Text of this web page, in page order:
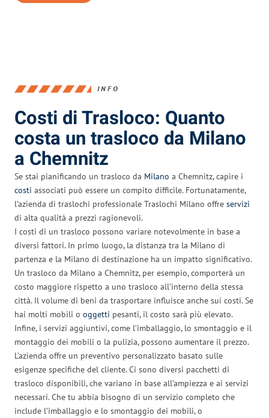
INFO
Costi di Trasloco: Quanto
costa un trasloco da Milano
a Chemnitz
Se stai pianificando un trasloco da Milano a Chemnitz, capire i
costi associati può essere un compito difficile. Fortunatamente,
l’azienda di traslochi professionale Traslochi Milano offre servizi
di alta qualità a prezzi ragionevoli.
I costi di un trasloco possono variare notevolmente in base a
diversi fattori. In primo luogo, la distanza tra la Milano di
partenza e la Milano di destinazione ha un impatto significativo.
Un trasloco da Milano a Chemnitz, per esempio, comporterà un
costo maggiore rispetto a uno trasloco all’interno della stessa
città. Il volume di beni da trasportare influisce anche sui costi. Se
hai molti mobili o oggetti pesanti, il costo sarà più elevato.
Infine, i servizi aggiuntivi, come l’imballaggio, lo smontaggio e il
montaggio dei mobili o la pulizia, possono aumentare il prezzo.
L’azienda offre un preventivo personalizzato basato sulle
esigenze specifiche del cliente. Ci sono diversi pacchetti di
trasloco disponibili, che variano in base all’ampiezza e ai servizi
necessari. Che tu abbia bisogno di un servizio completo che
include l’imballaggio e lo smontaggio dei mobili, o